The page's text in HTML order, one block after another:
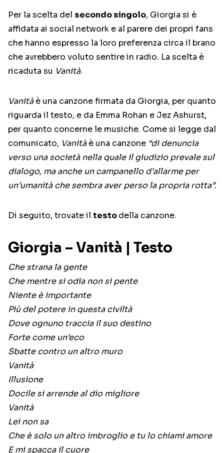
Per la scelta del secondo singolo, Giorgia si è
affidata ai social network e al parere dei propri fans
che hanno espresso la loro preferenza circa il brano
che avrebbero voluto sentire in radio. La scelta è
ricaduta su Vanità.
Vanitàè una canzone firmata da Giorgia, per quanto
riguarda il testo, e da Emma Rohan e Jez Ashurst,
per quanto concerne le musiche. Come si legge dal
comunicato, Vanitàè una canzone “di denuncia
verso una società nella quale il giudizio prevale sul
dialogo, ma anche un campanello d’allarme per
un’umanità che sembra aver perso la propria rotta”.
Di seguito, trovate il testodella canzone.
Giorgia – Vanità | Testo
Che strana la gente
Che mentre si odia non si pente
Niente è importante
Più del potere in questa civiltà
Dove ognuno traccia il suo destino
Forte come un’eco
Sbatte contro un altro muro
Vanità
Illusione
Docile si arrende al dio migliore
Vanità
Lei non sa
Che è solo un altro imbroglio e tu lo chiami amore
E mi spacca il cuore